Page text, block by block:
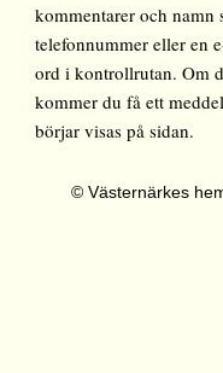
kommentarer och namn
telefonnummer eller en
ord i kontrollrutan. Om
kommer du få ett
börjar visas på sidan.
© Västernärkes